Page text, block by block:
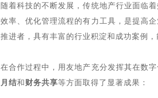
随着科技的不断发展，传统地产行业面临
效率、优化管理流程的有力工具，是提高
推进者，具有丰富的行业积淀和成功案例
在合作过程中，用友地产充分发挥其在数
月结和财务共享等方面取得了显著成果：